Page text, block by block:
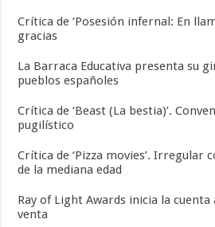
Crítica de ‘Posesión infernal: En
gracias
La Barraca Educativa presenta su
pueblos españoles
Crítica de ‘Beast (La bestia)’.
pugilístico
Crítica de ‘Pizza movies’. Irregular
de la mediana edad
Ray of Light Awards inicia la cuenta
venta